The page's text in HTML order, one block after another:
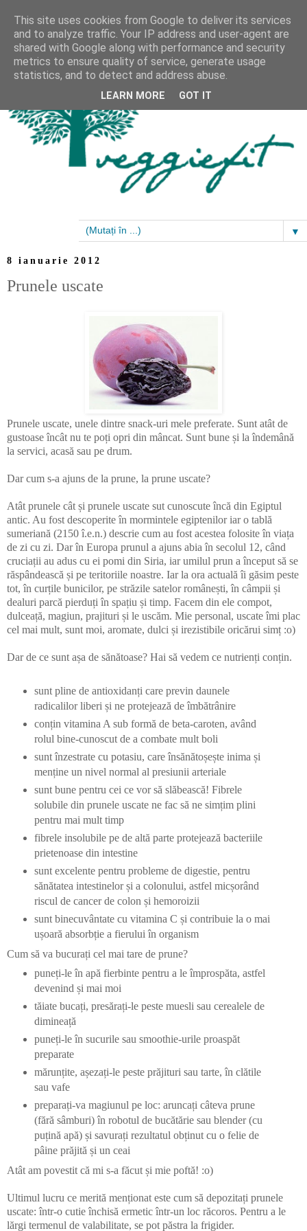
▼
8 ianuarie 2012
Prunele uscate
Prunele uscate, unele dintre snack-uri mele preferate. Sunt atât de
gustoase încât nu te poți opri din mâncat. Sunt bune și la îndemână
la servici, acasă sau pe drum.
Dar cum s-a ajuns de la prune, la prune uscate?
Atât prunele cât și prunele uscate sut cunoscute încă din Egiptul
antic. Au fost descoperite în mormintele egiptenilor iar o tablă
sumeriană (2150 î.e.n.) descrie cum au fost acestea folosite în viața
de zi cu zi. Dar în Europa prunul a ajuns abia în secolul 12, când
cruciații au adus cu ei pomi din Siria, iar umilul prun a început să se
răspândească și pe teritoriile noastre. Iar la ora actuală îi găsim peste
tot, în curțile bunicilor, pe străzile satelor românești, în câmpii și
dealuri parcă pierduți în spațiu și timp. Facem din ele compot,
dulceață, magiun, prajituri și le uscăm. Mie personal, uscate îmi plac
cel mai mult, sunt moi, aromate, dulci și irezistibile oricărui simț :o)
Dar de ce sunt așa de sănătoase? Hai să vedem ce nutrienți conțin.
sunt pline de antioxidanți care previn daunele
radicalilor liberi și ne protejează de îmbătrânire
conțin vitamina A sub formă de beta-caroten, având
rolul bine-cunoscut de a combate mult boli
sunt înzestrate cu potasiu, care însănătoșește inima și
menține un nivel normal al presiunii arteriale
sunt bune pentru cei ce vor să slăbească! Fibrele
solubile din prunele uscate ne fac să ne simțim plini
pentru mai mult timp
fibrele insolubile pe de altă parte protejează bacteriile
prietenoase din intestine
sunt excelente pentru probleme de digestie, pentru
sănătatea intestinelor și a colonului, astfel micșorând
riscul de cancer de colon și hemoroizii
sunt binecuvântate cu vitamina C și contribuie la o mai
ușoară absorbție a fierului în organism
Cum să va bucurați cel mai tare de prune?
puneți-le în apă fierbinte pentru a le împrospăta, astfel
devenind și mai moi
tăiate bucați, presărați-le peste muesli sau cerealele de
dimineață
puneți-le în sucurile sau smoothie-urile proaspăt
preparate
mărunțite, așezați-le peste prăjituri sau tarte, în clătile
sau vafe
preparați-va magiunul pe loc: aruncați câteva prune
(fără sâmburi) în robotul de bucătărie sau blender (cu
puțină apă) și savurați rezultatul obținut cu o felie de
pâine prăjită și un ceai
Atât am povestit că mi s-a făcut și mie poftă! :o)
Ultimul lucru ce merită menționat este cum să depozitați prunele
uscate: într-o cutie închisă ermetic într-un loc răcoros. Pentru a le
lărgi termenul de valabilitate, se pot păstra la frigider.
This site uses cookies from Google to deliver its services
and to analyze traffic. Your IP address and user-agent are
shared with Google along with performance and security
metrics to ensure quality of service, generate usage
statistics, and to detect and address abuse.
LEARN MORE GOT IT